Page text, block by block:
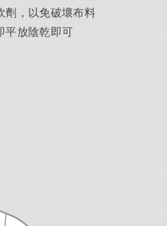
劑，以免破壞布料
平放陰乾即可